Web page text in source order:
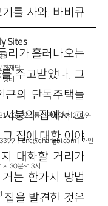
를 사와. 바비큐
리가 흘러나오는
주고받았다. 그
의 단독주택들
붕의 집에서 그
집에 대한 이야
대화할 거리가
는 한가지 방법
을 발견한 것은
Sites
비
화재단
창비
81-63672ㅣ통신판매업 : 제 2009-
ㅣcnc@changbi.comㅣ개인
시 30분~13시